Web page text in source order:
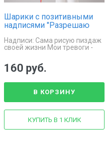
Шарики с позитивными
надписями "Разрешаю
Надписи: Сама рисую пиздаж
своей жизни Мои тревоги -
котенки Разрешаю себе сиять
160 руб.
В КОРЗИНУ
КУПИТЬ В 1 КЛИК